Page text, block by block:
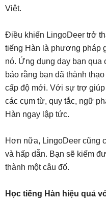
Việt.
Điều khiến LingoDeer trở
tiếng Hàn là phương pháp
nó. Ứng dụng dạy bạn qua
bảo rằng bạn đã thành
cấp độ mới. Với sự trợ
các cụm từ, quy tắc, ngữ
Hàn ngay lập tức.
Hơn nữa, LingoDeer cũng
và hấp dẫn. Bạn sẽ kiếm
thành một câu đố.
Học tiếng Hàn hiệu quả